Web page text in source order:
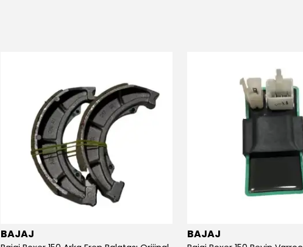
BAJAJ BAJAJ